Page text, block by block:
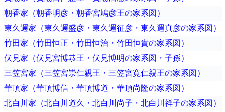
朝香家（朝香明彦・朝香宮鳩彦王の家系図）
東久邇家（東久邇盛彦・東久邇征彦・東久邇真彦の家系図）
竹田家（竹田恒正・竹田恒治・竹田恒貴の家系図）
伏見家（伏見宮博恭王・伏見博明の家系図・子孫）
三笠宮家（三笠宮崇仁親王・三笠宮寛仁親王の家系図）
華頂家（華頂博信・華頂博道・華頂尚隆の家系図）
北白川家（北白川道久・北白川尚子・北白川祥子の家系図）